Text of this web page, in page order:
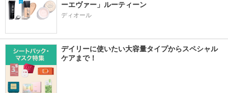
ーエヴァー」ルーティーン
ディオール
デイリーに使いたい大容量タイプからスペシャル
ケアまで！